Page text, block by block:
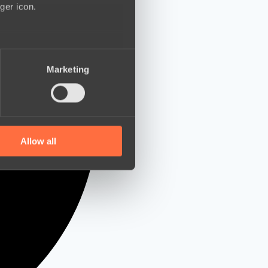
icon.
who may combine it with
Marketing
Allow all